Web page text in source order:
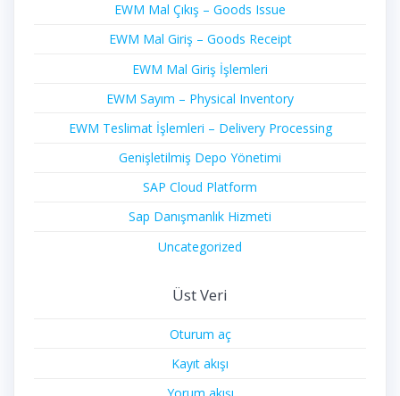
EWM Mal Çıkış – Goods Issue
EWM Mal Giriş – Goods Receipt
EWM Mal Giriş İşlemleri
EWM Sayım – Physical Inventory
EWM Teslimat İşlemleri – Delivery Processing
Genişletilmiş Depo Yönetimi
SAP Cloud Platform
Sap Danışmanlık Hizmeti
Uncategorized
Üst Veri
Oturum aç
Kayıt akışı